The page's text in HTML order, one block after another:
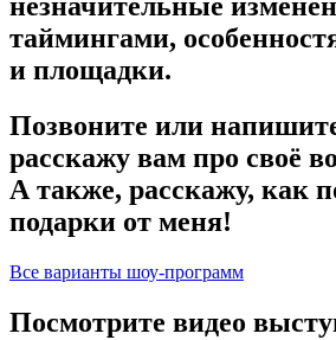
незначительные
таймингами,
и площадки.
Позвоните или
расскажу вам про своё
А также, расскажу, как
подарки от меня!
Все варианты шоу-программ
Посмотрите видео